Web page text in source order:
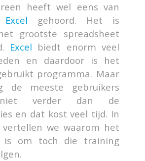
heeft wel eens van
gehoord. Het is
grootste spreadsheet
Excel biedt enorm veel
en daardoor is het
programma. Maar
de meeste gebruikers
verder dan de
en dat kost veel tijd. In
vertellen we waarom het
is om toch die training